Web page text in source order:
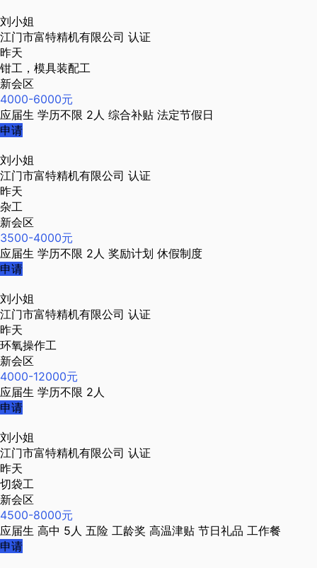
刘小姐
江门市富特精机有限公司 认证
昨天
钳工，模具装配工
新会区
4000-6000元
应届生 学历不限 2人 综合补贴 法定节假日
申请
刘小姐
江门市富特精机有限公司 认证
昨天
杂工
新会区
3500-4000元
应届生 学历不限 2人 奖励计划 休假制度
申请
刘小姐
江门市富特精机有限公司 认证
昨天
环氧操作工
新会区
4000-12000元
应届生 学历不限 2人
申请
刘小姐
江门市富特精机有限公司 认证
昨天
切袋工
新会区
4500-8000元
应届生 高中 5人 五险 工龄奖 高温津贴 节日礼品 工作餐
申请